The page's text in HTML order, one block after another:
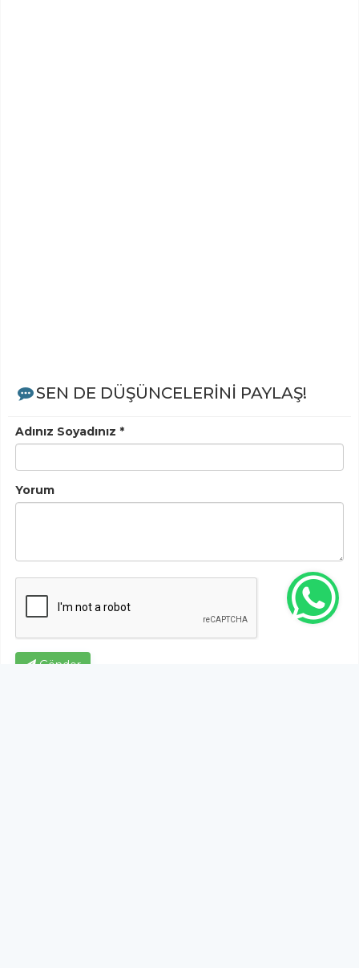
SEN DE DÜŞÜNCELERİNİ PAYLAŞ!
Adınız Soyadınız *
Yorum
Gönder